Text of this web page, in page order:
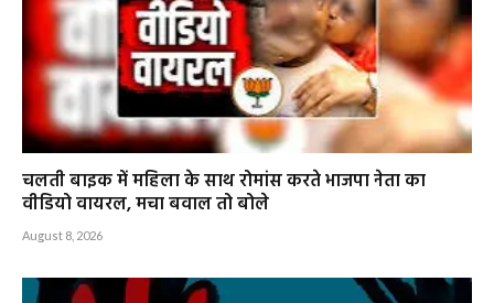
चलती बाइक में महिला के साथ रोमांस करते भाजपा नेता का
वीडियो वायरल, मचा बवाल तो बोले
August 8, 2026